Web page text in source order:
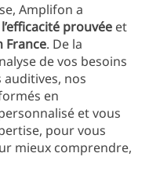
Amplifon a
prouvée et
France. De la
de vos besoins
auditives, nos
en
et vous
pour vous
mieux comprendre,